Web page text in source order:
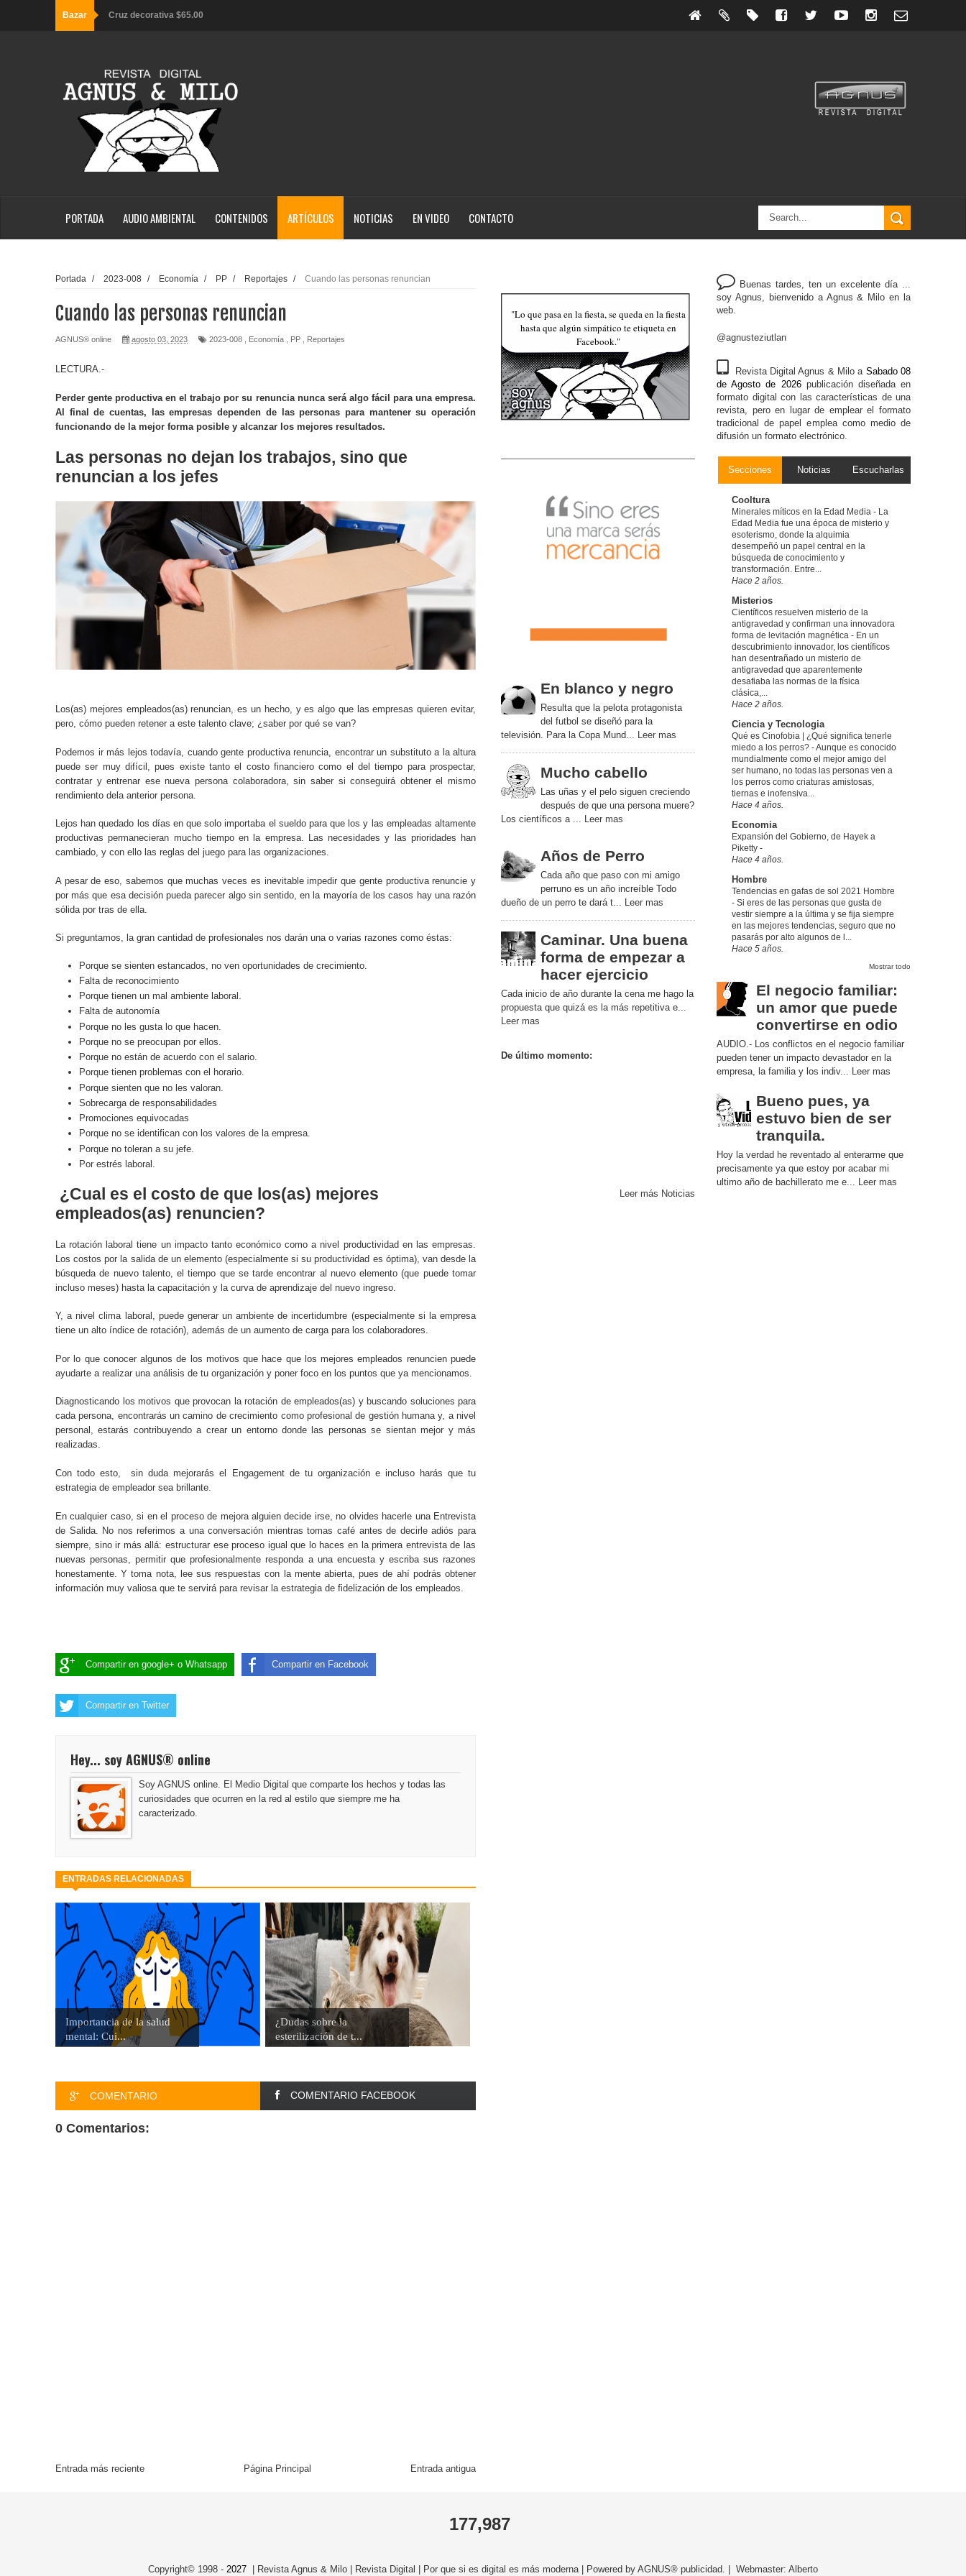
Bazar Sombrero negro $100.00
Sombrero gamuza $65.00
Cruz decorativa $65.00
PORTADA AUDIO AMBIENTAL CONTENIDOS ARTÍCULOS NOTICIAS EN VIDEO CONTACTO
"Lo que pasa en la fiesta, se queda en la fiesta
hasta que algún simpático te etiqueta en
Facebook."
En blanco y negro
Resulta que la pelota protagonista
del futbol se diseñó para la
televisión. Para la Copa Mund...
Leer mas
Mucho cabello
Las uñas y el pelo siguen creciendo
después de que una persona muere?
Los científicos a ...
Leer mas
Años de Perro
Cada año que paso con mi amigo
perruno es un año increíble Todo
dueño de un perro te dará t...
Leer mas
Caminar. Una buena
forma de empezar a
hacer ejercicio
Cada inicio de año durante la cena me hago la
propuesta que quizá es la más repetitiva e...
Leer mas
De último momento:
Leer más Noticias
Portada / 2023-008 / Economía / PP / Reportajes / Cuando las personas renuncian
Cuando las personas renuncian
AGNUS® online agosto 03, 2023 2023-008 Economía PP Reportajes
LECTURA.-
Perder gente productiva en el trabajo por su renuncia nunca será algo fácil para una empresa.
Al final de cuentas, las empresas dependen de las personas para mantener su operación
funcionando de la mejor forma posible y alcanzar los mejores resultados.
Las personas no dejan los trabajos, sino que
renuncian a los jefes
Los(as) mejores empleados(as) renuncian, es un hecho, y es algo que las empresas quieren evitar,
pero, cómo pueden retener a este talento clave; ¿saber por qué se van?
Podemos ir más lejos todavía, cuando gente productiva renuncia, encontrar un substituto a la altura
puede ser muy difícil, pues existe tanto el costo financiero como el del tiempo para prospectar,
contratar y entrenar ese nueva persona colaboradora, sin saber si conseguirá obtener el mismo
rendimiento dela anterior persona.
Lejos han quedado los días en que solo importaba el sueldo para que los y las empleadas altamente
productivas permanecieran mucho tiempo en la empresa. Las necesidades y las prioridades han
cambiado, y con ello las reglas del juego para las organizaciones.
A pesar de eso, sabemos que muchas veces es inevitable impedir que gente productiva renuncie y
por más que esa decisión pueda parecer algo sin sentido, en la mayoría de los casos hay una razón
sólida por tras de ella.
Si preguntamos, la gran cantidad de profesionales nos darán una o varias razones como éstas:
Porque se sienten estancados, no ven oportunidades de crecimiento.
Falta de reconocimiento
Porque tienen un mal ambiente laboral.
Falta de autonomía
Porque no les gusta lo que hacen.
Porque no se preocupan por ellos.
Porque no están de acuerdo con el salario.
Porque tienen problemas con el horario.
Porque sienten que no les valoran.
Sobrecarga de responsabilidades
Promociones equivocadas
Porque no se identifican con los valores de la empresa.
Porque no toleran a su jefe.
Por estrés laboral.
¿Cual es el costo de que los(as) mejores
empleados(as) renuncien?
La rotación laboral tiene un impacto tanto económico como a nivel productividad en las empresas.
Los costos por la salida de un elemento (especialmente si su productividad es óptima), van desde la
búsqueda de nuevo talento, el tiempo que se tarde encontrar al nuevo elemento (que puede tomar
incluso meses) hasta la capacitación y la curva de aprendizaje del nuevo ingreso.
Y, a nivel clima laboral, puede generar un ambiente de incertidumbre (especialmente si la empresa
tiene un alto índice de rotación), además de un aumento de carga para los colaboradores.
Por lo que conocer algunos de los motivos que hace que los mejores empleados renuncien puede
ayudarte a realizar una análisis de tu organización y poner foco en los puntos que ya mencionamos.
Diagnosticando los motivos que provocan la rotación de empleados(as) y buscando soluciones para
cada persona, encontrarás un camino de crecimiento como profesional de gestión humana y, a nivel
personal, estarás contribuyendo a crear un entorno donde las personas se sientan mejor y más
realizadas.
Con todo esto, sin duda mejorarás el Engagement de tu organización e incluso harás que tu
estrategia de empleador sea brillante.
En cualquier caso, si en el proceso de mejora alguien decide irse, no olvides hacerle una Entrevista
de Salida. No nos referimos a una conversación mientras tomas café antes de decirle adiós para
siempre, sino ir más allá: estructurar ese proceso igual que lo haces en la primera entrevista de las
nuevas personas, permitir que profesionalmente responda a una encuesta y escriba sus razones
honestamente. Y toma nota, lee sus respuestas con la mente abierta, pues de ahí podrás obtener
información muy valiosa que te servirá para revisar la estrategia de fidelización de los empleados.
Compartir en google+ o Whatsapp Compartir en Facebook
Compartir en Twitter
Hey... soy AGNUS® online
Soy AGNUS online. El Medio Digital que comparte los hechos y todas las
curiosidades que ocurren en la red al estilo que siempre me ha
caracterizado.
ENTRADAS RELACIONADAS
Importancia de la salud
mental: Cui...
¿Dudas sobre la
esterilización de t...
COMENTARIO COMENTARIO FACEBOOK
0 Comentarios:
Entrada más reciente Entrada antigua
Página Principal
Buenas tardes, ten un excelente día ...
soy Agnus, bienvenido a Agnus & Milo en la
web.
@agnusteziutlan
Revista Digital Agnus & Milo a Sabado 08
de Agosto de 2026publicación diseñada en
formato digital con las características de una
revista, pero en lugar de emplear el formato
tradicional de papel emplea como medio de
difusión un formato electrónico.
Secciones Noticias Escucharlas
Cooltura
Minerales míticos en la Edad Media - La
Edad Media fue una época de misterio y
esoterismo, donde la alquimia
desempeñó un papel central en la
búsqueda de conocimiento y
transformación. Entre...
Hace 2 años.
Misterios
Científicos resuelven misterio de la
antigravedad y confirman una innovadora
forma de levitación magnética - En un
descubrimiento innovador, los científicos
han desentrañado un misterio de
antigravedad que aparentemente
desafiaba las normas de la física
clásica,...
Hace 2 años.
Ciencia y Tecnologia
Qué es Cinofobia | ¿Qué significa tenerle
miedo a los perros? -Aunque es conocido
mundialmente como el mejor amigo del
ser humano, no todas las personas ven a
los perros como criaturas amistosas,
tiernas e inofensiva...
Hace 4 años.
Economia
Expansión del Gobierno, de Hayek a
Piketty -
Hace 4 años.
Hombre
Tendencias en gafas de sol 2021 Hombre
- Si eres de las personas que gusta de
vestir siempre a la última y se fija siempre
en las mejores tendencias, seguro que no
pasarás por alto algunos de l...
Hace 5 años.
Mostrar todo
El negocio familiar:
un amor que puede
convertirse en odio
AUDIO.- Los conflictos en el negocio familiar
pueden tener un impacto devastador en la
empresa, la familia y los indiv... Leer mas
Bueno pues, ya
estuvo bien de ser
tranquila.
Hoy la verdad he reventado al enterarme que
precisamente ya que estoy por acabar mi
ultimo año de bachillerato me e... Leer mas
177,987
Copyright© 1998 - 2027 | Revista Agnus & Milo | Revista Digital | Por que si es digital es más moderna | Powered by AGNUS® publicidad. | Webmaster: Alberto